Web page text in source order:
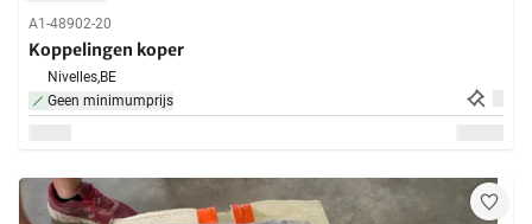
A1-48902-20
Koppelingen koper
Nivelles,BE
Geen minimumprijs